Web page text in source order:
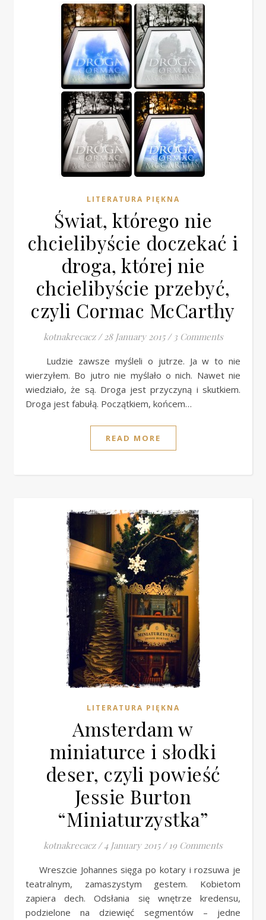
LITERATURA PIĘKNA
Świat, którego nie
chcielibyście doczekać i
droga, której nie
chcielibyście przebyć,
czyli Cormac McCarthy
kotnakrecacz / 28 January 2015 / 3 Comments
Ludzie zawsze myśleli o jutrze. Ja w to nie
wierzyłem. Bo jutro nie myślało o nich. Nawet nie
wiedziało, że są. Droga jest przyczyną i skutkiem.
Droga jest fabułą. Początkiem, końcem…
READ MORE
LITERATURA PIĘKNA
Amsterdam w
miniaturce i słodki
deser, czyli powieść
Jessie Burton
“Miniaturzystka”
kotnakrecacz / 4 January 2015 / 19 Comments
Wreszcie Johannes sięga po kotary i rozsuwa je
teatralnym, zamaszystym gestem. Kobietom
zapiera dech. Odsłania się wnętrze kredensu,
podzielone na dziewięć segmentów – jedne